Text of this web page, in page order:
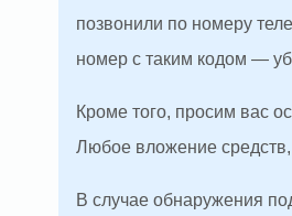
позвонили по номеру
номер с таким кодом —
Кроме того, просим вас
Любое вложение средств,
В случае обнаружения